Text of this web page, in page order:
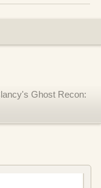
Ghost Recon: